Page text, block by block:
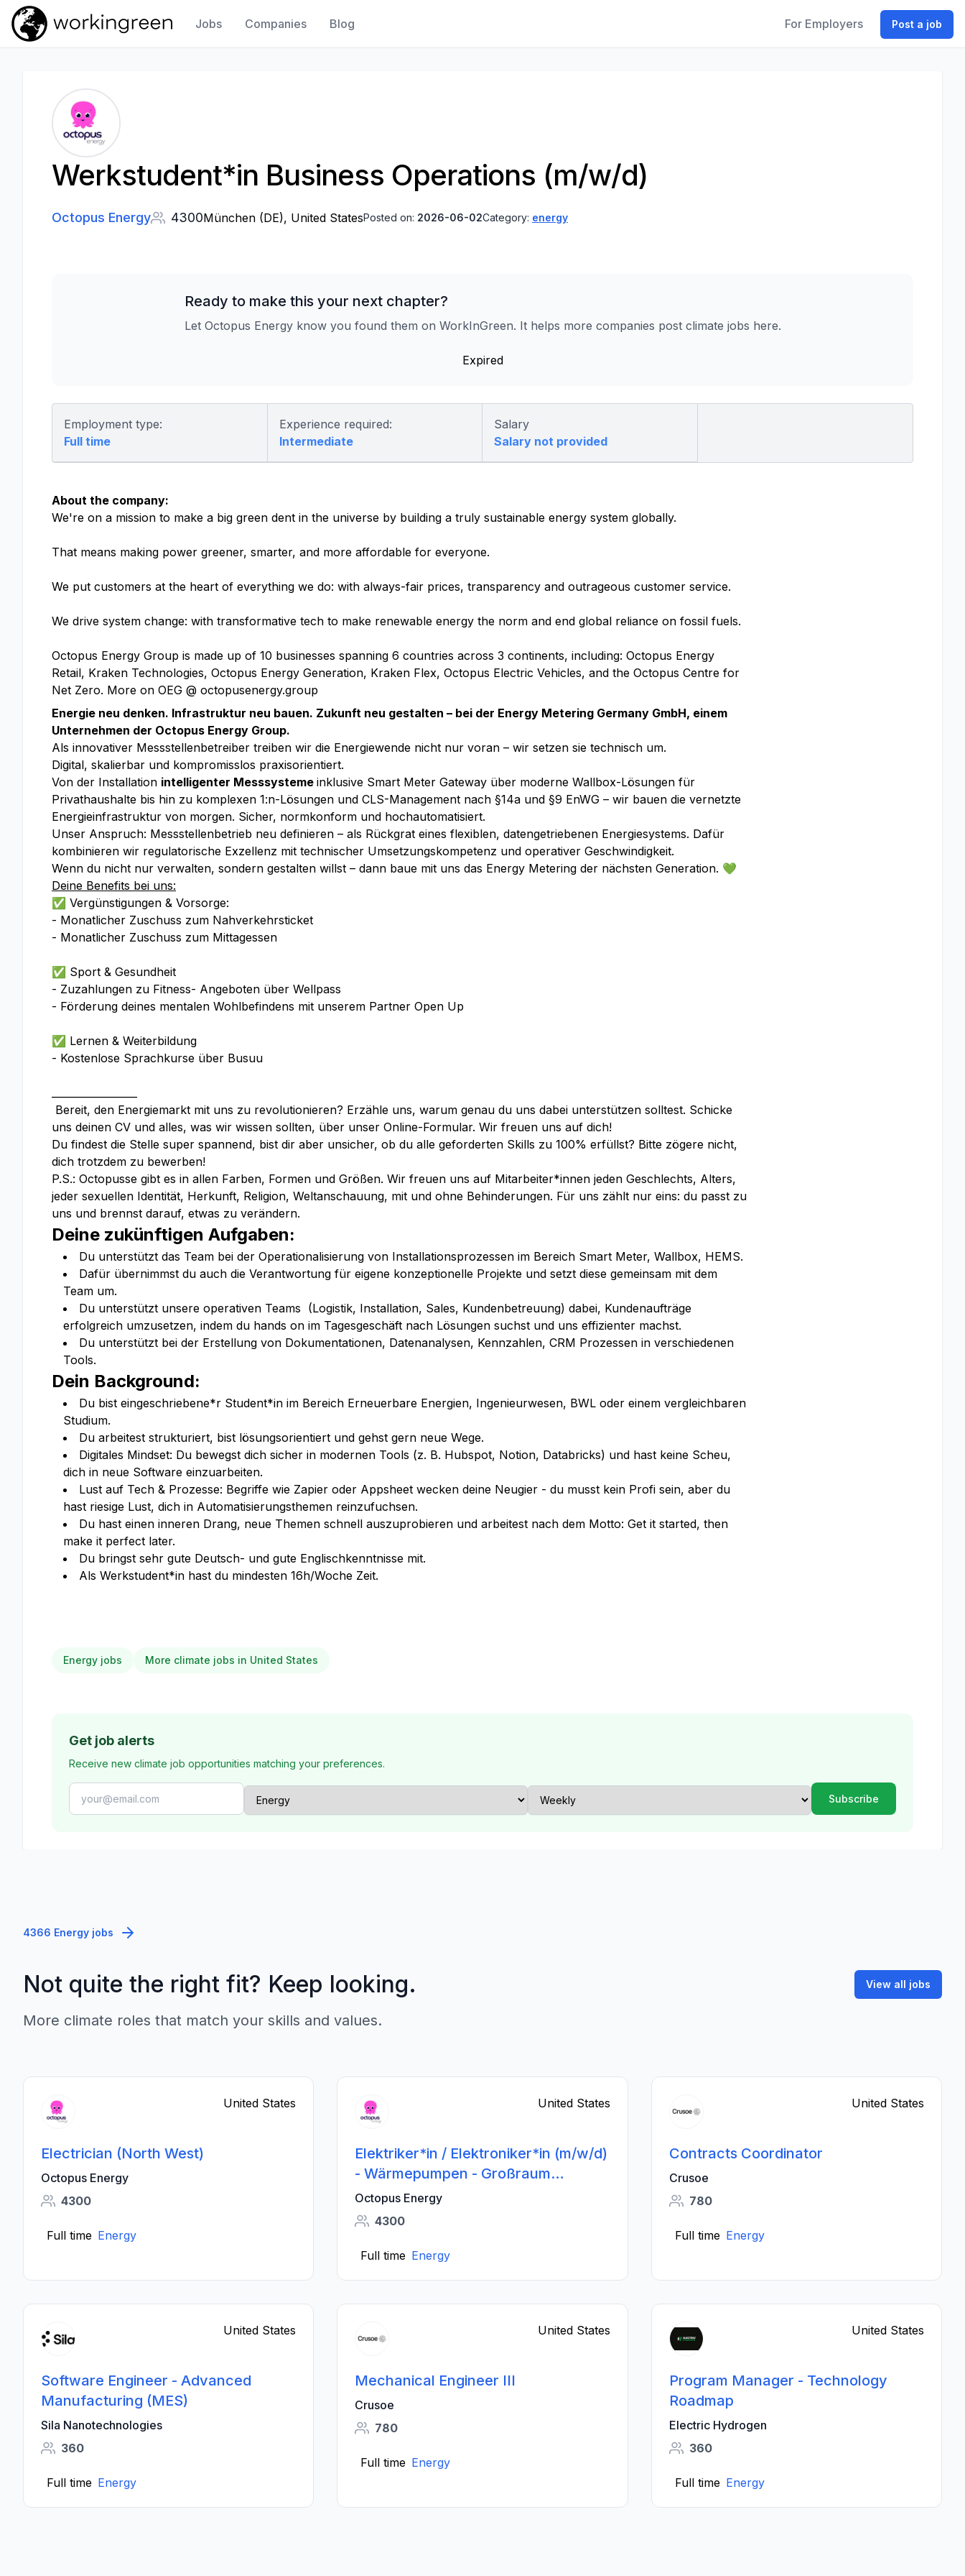
Work In Green
Jobs Companies Blog For Employers Post a job
Werkstudent*in Business Operations (m/w/d)
Octopus Energy 4300München (DE), United StatesPosted on: 2026-06-02Category: energy
Ready to make this your next chapter?
Let Octopus Energy know you found them on WorkInGreen. It helps more companies post climate jobs here.
Expired
Employment type:
Full time
Experience required:
Intermediate
Salary
Salary not provided
About the company:
We're on a mission to make a big green dent in the universe by building a truly sustainable energy system globally.
That means making power greener, smarter, and more affordable for everyone.
We put customers at the heart of everything we do: with always-fair prices, transparency and outrageous customer service.
We drive system change: with transformative tech to make renewable energy the norm and end global reliance on fossil fuels.
Octopus Energy Group is made up of 10 businesses spanning 6 countries across 3 continents, including: Octopus Energy
Retail, Kraken Technologies, Octopus Energy Generation, Kraken Flex, Octopus Electric Vehicles, and the Octopus Centre for
Net Zero. More on OEG @ octopusenergy.group
Energie neu denken. Infrastruktur neu bauen. Zukunft neu gestalten – bei der Energy Metering Germany GmbH, einem
Unternehmen der Octopus Energy Group.
Als innovativer Messstellenbetreiber treiben wir die Energiewende nicht nur voran – wir setzen sie technisch um.
Digital, skalierbar und kompromisslos praxisorientiert.
Von der Installation intelligenter Messsysteme inklusive Smart Meter Gateway über moderne Wallbox-Lösungen für
Privathaushalte bis hin zu komplexen 1:n-Lösungen und CLS-Management nach §14a und §9 EnWG – wir bauen die vernetzte
Energieinfrastruktur von morgen. Sicher, normkonform und hochautomatisiert.
Unser Anspruch: Messstellenbetrieb neu definieren – als Rückgrat eines flexiblen, datengetriebenen Energiesystems. Dafür
kombinieren wir regulatorische Exzellenz mit technischer Umsetzungskompetenz und operativer Geschwindigkeit.
Wenn du nicht nur verwalten, sondern gestalten willst – dann baue mit uns das Energy Metering der nächsten Generation. 💚
Deine Benefits bei uns:
✅ Vergünstigungen & Vorsorge:
- Monatlicher Zuschuss zum Nahverkehrsticket
- Monatlicher Zuschuss zum Mittagessen
✅ Sport & Gesundheit
- Zuzahlungen zu Fitness- Angeboten über Wellpass
- Förderung deines mentalen Wohlbefindens mit unserem Partner Open Up
✅ Lernen & Weiterbildung
- Kostenlose Sprachkurse über Busuu
Bereit, den Energiemarkt mit uns zu revolutionieren? Erzähle uns, warum genau du uns dabei unterstützen solltest. Schicke
uns deinen CV und alles, was wir wissen sollten, über unser Online-Formular. Wir freuen uns auf dich!
Du findest die Stelle super spannend, bist dir aber unsicher, ob du alle geforderten Skills zu 100% erfüllst? Bitte zögere nicht,
dich trotzdem zu bewerben!
P.S.: Octopusse gibt es in allen Farben, Formen und Größen. Wir freuen uns auf Mitarbeiter*innen jeden Geschlechts, Alters,
jeder sexuellen Identität, Herkunft, Religion, Weltanschauung, mit und ohne Behinderungen. Für uns zählt nur eins: du passt zu
uns und brennst darauf, etwas zu verändern.
Deine zukünftigen Aufgaben:
Du unterstützt das Team bei der Operationalisierung von Installationsprozessen im Bereich Smart Meter, Wallbox, HEMS.
Dafür übernimmst du auch die Verantwortung für eigene konzeptionelle Projekte und setzt diese gemeinsam mit dem
Team um.
Du unterstützt unsere operativen Teams (Logistik, Installation, Sales, Kundenbetreuung) dabei, Kundenaufträge
erfolgreich umzusetzen, indem du hands on im Tagesgeschäft nach Lösungen suchst und uns effizienter machst.
Du unterstützt bei der Erstellung von Dokumentationen, Datenanalysen, Kennzahlen, CRM Prozessen in verschiedenen
Tools.
Dein Background:
Du bist eingeschriebene*r Student*in im Bereich Erneuerbare Energien, Ingenieurwesen, BWL oder einem vergleichbaren
Studium.
Du arbeitest strukturiert, bist lösungsorientiert und gehst gern neue Wege.
Digitales Mindset: Du bewegst dich sicher in modernen Tools (z. B. Hubspot, Notion, Databricks) und hast keine Scheu,
dich in neue Software einzuarbeiten.
Lust auf Tech & Prozesse: Begriffe wie Zapier oder Appsheet wecken deine Neugier - du musst kein Profi sein, aber du
hast riesige Lust, dich in Automatisierungsthemen reinzufuchsen.
Du hast einen inneren Drang, neue Themen schnell auszuprobieren und arbeitest nach dem Motto: Get it started, then
make it perfect later.
Du bringst sehr gute Deutsch- und gute Englischkenntnisse mit.
Als Werkstudent*in hast du mindesten 16h/Woche Zeit.
Energy jobs More climate jobs in United States
Get job alerts
Receive new climate job opportunities matching your preferences.
4366 Energy jobs
Not quite the right fit? Keep looking.
More climate roles that match your skills and values.
View all jobs
United States
Electrician (North West)
Octopus Energy
4300
Full time Energy
United States
Elektriker*in / Elektroniker*in (m/w/d)
- Wärmepumpen - Großraum
Heidelberg
Octopus Energy
4300
Full time Energy
United States
Contracts Coordinator
Crusoe
780
Full time Energy
United States
Software Engineer - Advanced
Manufacturing (MES)
Sila Nanotechnologies
360
Full time Energy
United States
Mechanical Engineer III
Crusoe
780
Full time Energy
United States
Program Manager - Technology
Roadmap
Electric Hydrogen
360
Full time Energy